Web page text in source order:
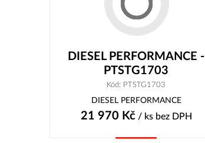
DIESEL PERFORMANCE -
PTSTG1703
Kód: PTSTG1703
DIESEL PERFORMANCE
21 970 Kč/ ks bez DPH